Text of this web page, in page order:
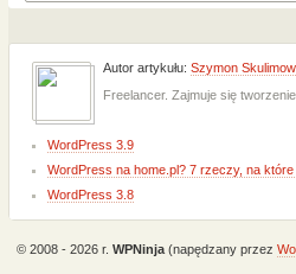
Autor artykułu: Szymon
Freelancer. Zajmuje się
WordPress 3.9
WordPress na home.pl? 7 rzeczy, na
WordPress 3.8
© 2008 - 2026 r. WPNinja (napędzany przez